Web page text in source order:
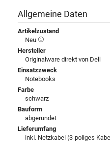
Allgemeine Daten
Artikelzustand
Neu
Hersteller
Originalware direkt von Dell
Einsatzzweck
Notebooks
Farbe
schwarz
Bauform
abgerundet
Lieferumfang
inkl. Netzkabel (3-poliges